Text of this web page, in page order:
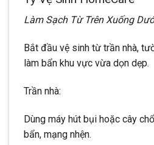
Làm Sạch Từ Trên Xuống
Bắt đầu vệ sinh từ trần nhà,
làm bẩn khu vực vừa dọn dẹp.
Trần nhà:
Dùng máy hút bụi hoặc cây
bẩn, mạng nhện.